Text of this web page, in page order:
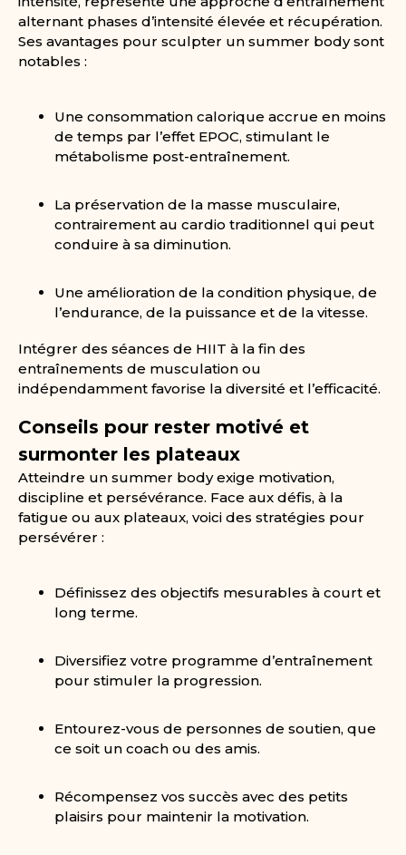
alternant phases d’intensité élevée et récupération.
Ses avantages pour sculpter un summer body sont
notables :
Une consommation calorique accrue en moins
de temps par l’effet EPOC, stimulant le
métabolisme post-entraînement.
La préservation de la masse musculaire,
contrairement au cardio traditionnel qui peut
conduire à sa diminution.
Une amélioration de la condition physique, de
l’endurance, de la puissance et de la vitesse.
Intégrer des séances de HIIT à la fin des
entraînements de musculation ou
indépendamment favorise la diversité et l’efficacité.
Conseils pour rester motivé et
surmonter les plateaux
Atteindre un summer body exige motivation,
discipline et persévérance. Face aux défis, à la
fatigue ou aux plateaux, voici des stratégies pour
persévérer :
Définissez des objectifs mesurables à court et
long terme.
Diversifiez votre programme d’entraînement
pour stimuler la progression.
Entourez-vous de personnes de soutien, que
ce soit un coach ou des amis.
Récompensez vos succès avec des petits
plaisirs pour maintenir la motivation.